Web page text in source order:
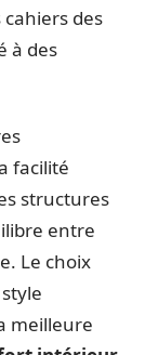
des
à des
facilité
structures
entre
Le choix
meilleure